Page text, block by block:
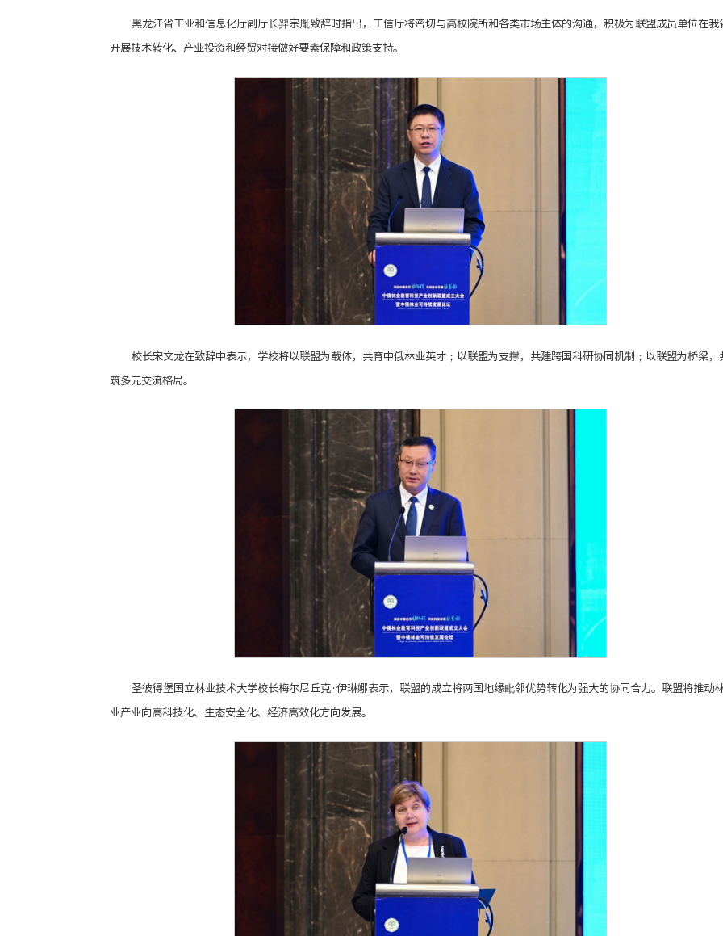
黑龙江省工业和信息化厅副厅长羿宗胤致辞时指出，工信厅将密切与高校院所和各类市场主体的沟通，积极为联盟成员单位在我
开展技术转化、产业投资和经贸对接做好要素保障和政策支持。
校长宋文龙在致辞中表示，学校将以联盟为载体，共育中俄林业英才；以联盟为支撑，共建跨国科研协同机制；以联盟为桥梁，
筑多元交流格局。
圣彼得堡国立林业技术大学校长梅尔尼丘克·伊琳娜表示，联盟的成立将两国地缘毗邻优势转化为强大的协同合力。联盟将推动
业产业向高科技化、生态安全化、经济高效化方向发展。